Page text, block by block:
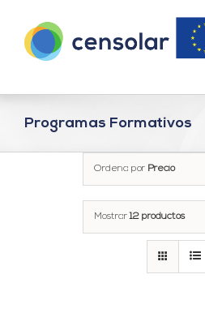
contenido
Programas Formativos
Ordena por Precio
Mostrar12 productos